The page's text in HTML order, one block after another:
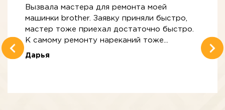
Вызвала мастера для ремонта моей
машинки brother. Заявку приняли быстро,
мастер тоже приехал достаточно быстро.
К самому ремонту нареканий тоже...
Дарья